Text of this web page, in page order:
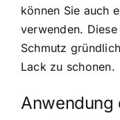
können Sie auch
verwenden.
Schmutz
Lack zu schonen.
Anwendung